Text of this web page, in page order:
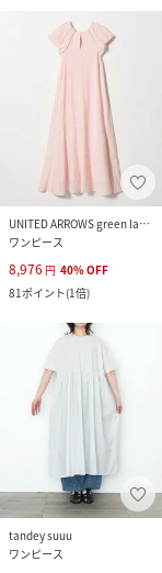
UNITED ARROWS green label relaxing
ワンピース
8,976 円 40%OFF
81ポイント(1倍)
tandey suuu
ワンピース